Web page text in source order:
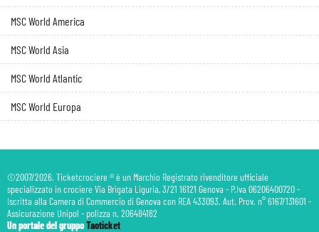
MSC World America
MSC World Asia
MSC World Atlantic
MSC World Europa
©2007/2026. Ticketcrociere ® è un Marchio Registrato rivenditore ufficiale
specializzato in crociere Via Brigata Liguria, 3/21 16121 Genova - P.Iva 06206400720 -
Iscritta alla Camera di Commercio di Genova con REA 433093. Aut. Prov. n° 6167/131601 -
Assicurazione Unipol - polizza n. 206484182
Un portale del gruppoTaoticket